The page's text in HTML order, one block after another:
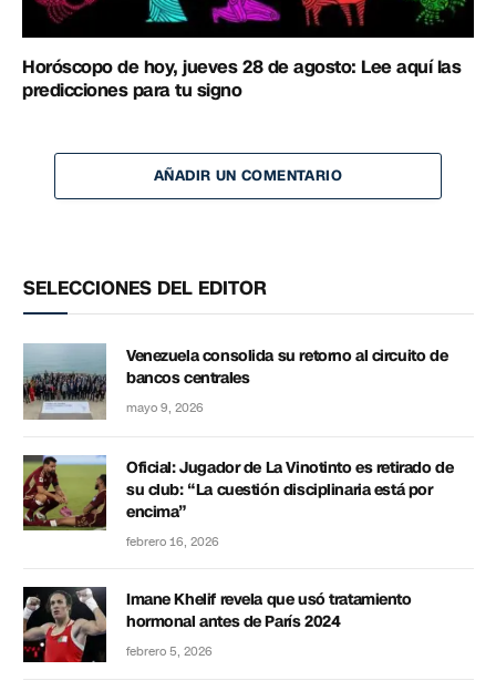
Horóscopo de hoy, jueves 28 de agosto: Lee aquí las
predicciones para tu signo
AÑADIR UN COMENTARIO
SELECCIONES DEL EDITOR
Venezuela consolida su retorno al circuito de
bancos centrales
mayo 9, 2026
Oficial: Jugador de La Vinotinto es retirado de
su club: “La cuestión disciplinaria está por
encima”
febrero 16, 2026
Imane Khelif revela que usó tratamiento
hormonal antes de París 2024
febrero 5, 2026